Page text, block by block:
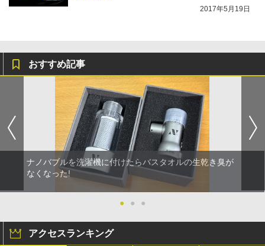
2017年5月19日
おすすめ記事
ナノバブルを洗濯機に付けたらバスタオルの生乾き臭が
なくなった!
● ● ●
アクセスランキング